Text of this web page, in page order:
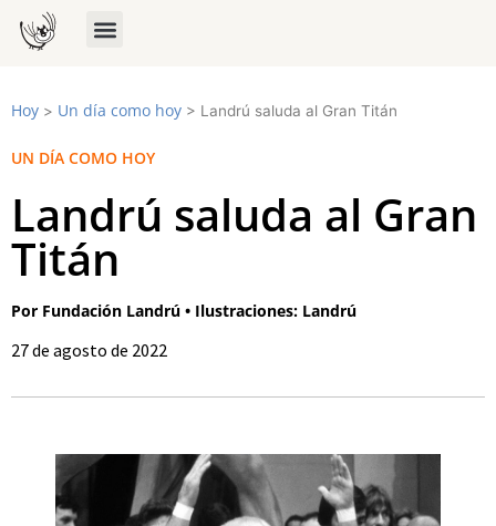
Hoy > Un día como hoy > Landrú saluda al Gran Titán
UN DÍA COMO HOY
Landrú saluda al Gran
Titán
Por Fundación Landrú • Ilustraciones: Landrú
27 de agosto de 2022